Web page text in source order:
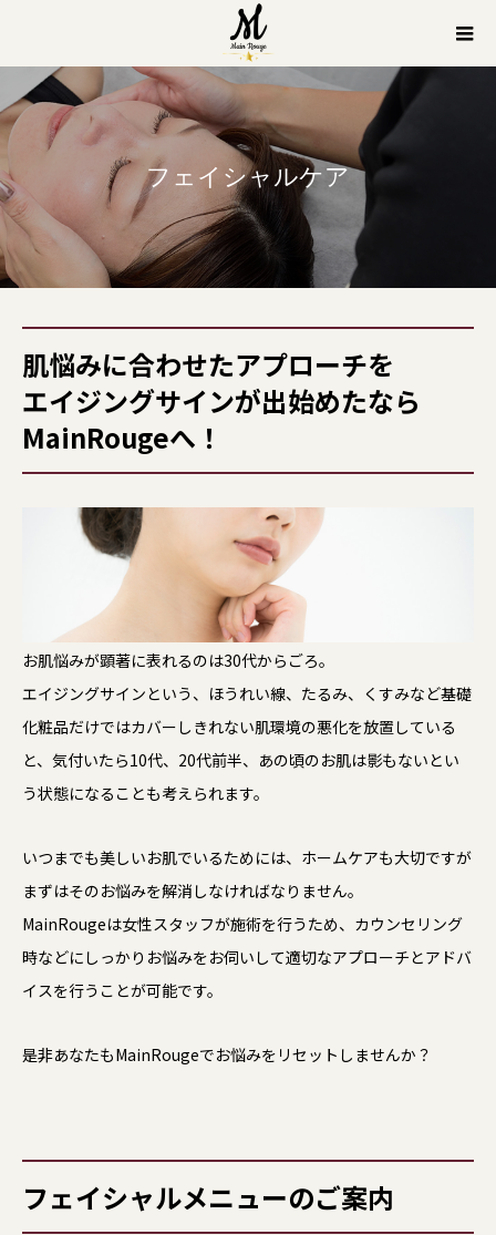
フェイシャルケア
肌悩みに合わせたアプローチを
エイジングサインが出始めたなら
MainRougeへ！
お肌悩みが顕著に表れるのは30代からごろ。
エイジングサインという、ほうれい線、たるみ、くすみなど基礎
化粧品だけではカバーしきれない肌環境の悪化を放置している
と、気付いたら10代、20代前半、あの頃のお肌は影もないとい
う状態になることも考えられます。
いつまでも美しいお肌でいるためには、ホームケアも大切ですが
まずはそのお悩みを解消しなければなりません。
MainRougeは女性スタッフが施術を行うため、カウンセリング
時などにしっかりお悩みをお伺いして適切なアプローチとアドバ
イスを行うことが可能です。
是非あなたもMainRougeでお悩みをリセットしませんか？
フェイシャルメニューのご案内